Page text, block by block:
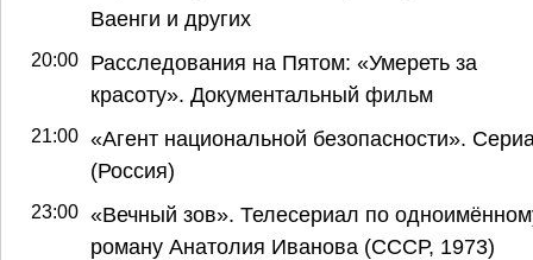
Ваенги и других
20:00
Расследования на Пятом: «Умереть за
красоту». Документальный фильм
21:00 «Агент национальной безопасности».
(Россия)
23:00 «Вечный зов». Телесериал по
роману Анатолия Иванова (СССР, 1973)